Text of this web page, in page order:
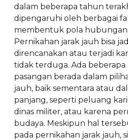
dalam beberapa tahun
dipengaruhi oleh berbagai
membentuk pola hubungan
Pernikahan jarak jauh bisa
direncanakan atau terjadi
tidak terduga. Ada beberapa
pasangan berada dalam
jauh, baik sementara atau
panjang, seperti peluang
dinas militer, atau karena
budaya. Meskipun hal
pada pernikahan jarak jauh,